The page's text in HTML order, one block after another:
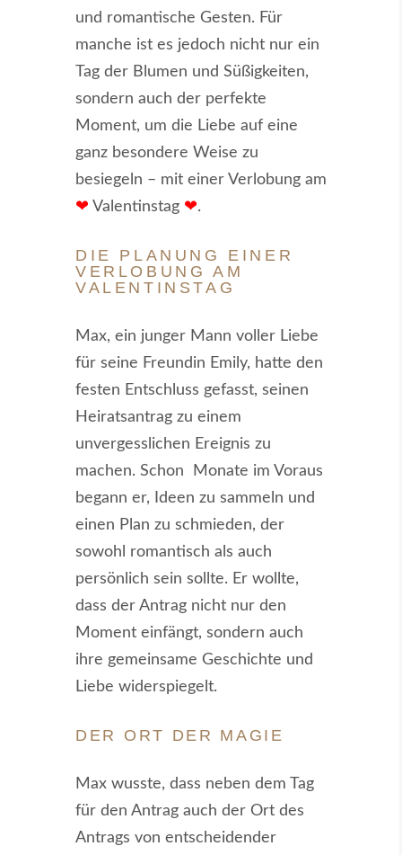
und romantische Gesten. Für
manche ist es jedoch nicht nur ein
Tag der Blumen und Süßigkeiten,
sondern auch der perfekte
Moment, um die Liebe auf eine
ganz besondere Weise zu
besiegeln – mit einer Verlobung am
❤ Valentinstag ❤.
DIE PLANUNG EINER
VERLOBUNG AM
VALENTINSTAG
Max, ein junger Mann voller Liebe
für seine Freundin Emily, hatte den
festen Entschluss gefasst, seinen
Heiratsantrag zu einem
unvergesslichen Ereignis zu
machen. Schon Monate im Voraus
begann er, Ideen zu sammeln und
einen Plan zu schmieden, der
sowohl romantisch als auch
persönlich sein sollte. Er wollte,
dass der Antrag nicht nur den
Moment einfängt, sondern auch
ihre gemeinsame Geschichte und
Liebe widerspiegelt.
DER ORT DER MAGIE
Max wusste, dass neben dem Tag
für den Antrag auch der Ort des
Antrags von entscheidender